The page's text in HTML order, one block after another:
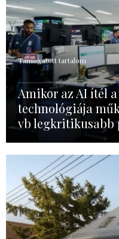
Támogatott tartalom
Amikor az AI ítél
technológiája
vb